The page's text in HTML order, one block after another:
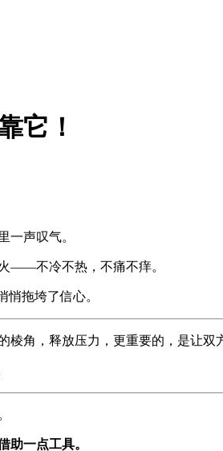
它！
一声叹气。
——不冷不热，不痛不痒。
悄拖垮了信心。
角，释放压力，更重要的，是让双
助一点工具。